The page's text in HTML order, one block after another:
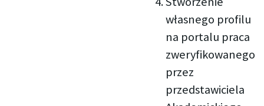
własnego profilu
na portalu praca
zweryfikowanego
przez
przedstawiciela